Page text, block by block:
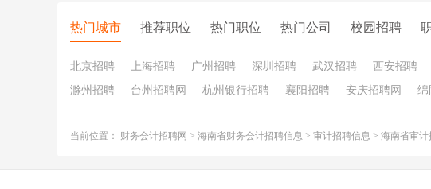
热门城市 推荐职位 热门职位 热门公司 校园招聘
北京招聘 上海招聘 广州招聘 深圳招聘 武汉招聘 西安招聘
滁州招聘
台州招聘网 杭州银行招聘 襄阳招聘 安庆招聘网 绵
当前位置： 财务会计招聘网 > 海南省财务会计招聘信息 > 审计招聘信息 > 海南省审计